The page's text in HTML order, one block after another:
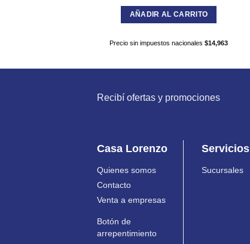
AÑADIR AL CARRITO
Precio sin impuestos nacionales $14,963
Recibí ofertas y promociones
Casa Lorenzo
Quienes somos
Contacto
Venta a empresas
Botón de
arrepentimiento
Servicios
Sucursales